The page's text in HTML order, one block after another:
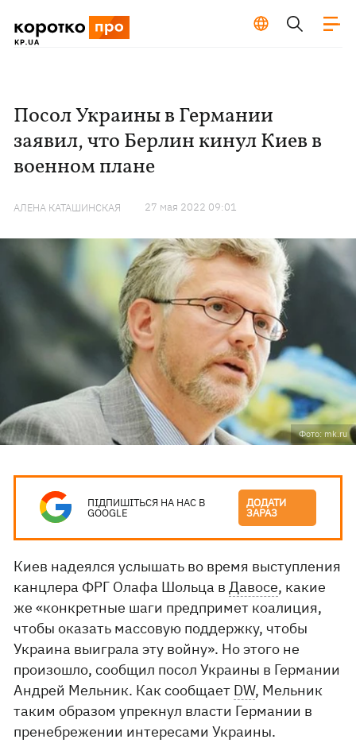
Посол Украины в Германии
заявил, что Берлин кинул Киев в
военном плане
АЛЕНА КАТАШИНСКАЯ 27 мая 2022 09:01
Фото: mk.ru
ПІДПИШІТЬСЯ НА НАС В
GOOGLE
ДОДАТИ
ЗАРАЗ
Киев надеялся услышать во время выступления
канцлера ФРГ Олафа Шольца вДавосе, какие
же «конкретные шаги предпримет коалиция,
чтобы оказать массовую поддержку, чтобы
Украина выиграла эту войну». Но этого не
произошло, сообщил посол Украины в Германии
Андрей Мельник. Как сообщает DW, Мельник
таким образом упрекнул власти Германии в
пренебрежении интересами Украины.